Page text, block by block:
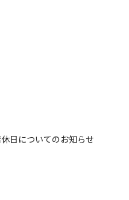
日についてのお知らせ